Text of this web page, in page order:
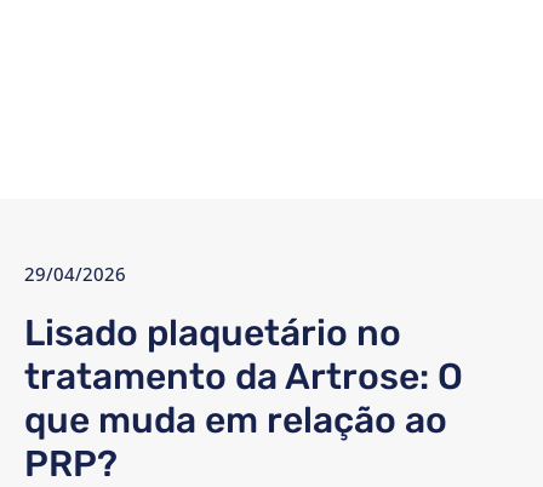
29/04/2026
Lisado plaquetário no
tratamento da Artrose: O
que muda em relação ao
PRP?